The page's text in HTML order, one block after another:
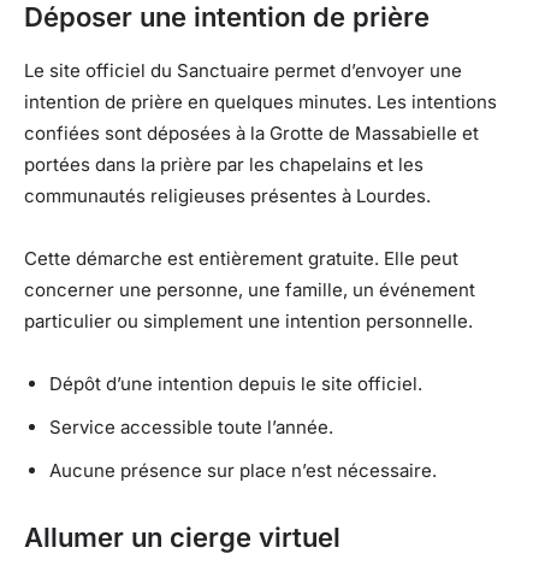
Déposer une intention de prière
Le site officiel du Sanctuaire permet d’envoyer une
intention de prière en quelques minutes. Les intentions
confiées sont déposées à la Grotte de Massabielle et
portées dans la prière par les chapelains et les
communautés religieuses présentes à Lourdes.
Cette démarche est entièrement gratuite. Elle peut
concerner une personne, une famille, un événement
particulier ou simplement une intention personnelle.
Dépôt d’une intention depuis le site officiel.
Service accessible toute l’année.
Aucune présence sur place n’est nécessaire.
Allumer un cierge virtuel